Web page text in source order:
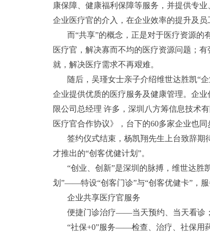
康保障、健康福利保障等服务，并提供专
企业医疗官的介入，在企业效率的提升及
而“共享”的概念，正是对于医疗资源
医疗官，解决寡而不均的医疗资源问题；
就，解决医疗需求不再艰难。
随后，吴瑾女士亲子介绍维世达胜凯“
企业提供优质的医疗服务及健康管理。企
限公司总经理 许多，深圳八方筹信息技术
医疗官合作协议》，台下的60多家企业也同
签约仪式结束，杨凯翔先生上台致辞期
才推出的“创客优健计划”。
“创业、创新”是深圳的脉搏，维世达胜
划”——特设“创客门诊”与“创客优健卡”，服
企业共享医疗官服务
便捷门诊治疗——当天预约、当天看诊；
“社保+0”服务——检查、治疗、社保用